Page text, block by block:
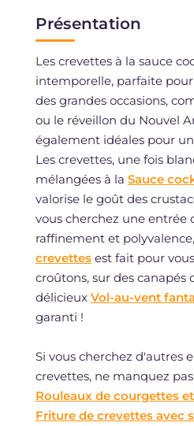
Présentation
Les crevettes à la sauce
intemporelle, parfaite
des grandes occasions,
ou le réveillon du Nouvel
également idéales pour
Les crevettes, une fois
mélangées à la Sauce
valorise le goût des
vous cherchez une entrée
raffinement et
crevettesest fait pour
croûtons, sur des canapés
délicieux Vol-au-vent
garanti !
Si vous cherchez d'autres
crevettes, ne manquez pas
Rouleaux de courgettes
Friture de crevettes avec